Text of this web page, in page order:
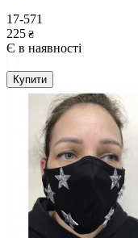
17-571
225 ₴
Є в наявності
Купити